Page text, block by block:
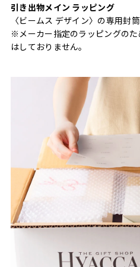
引き出物メイン ラッピング
〈ビームス デザイン〉の専用封
※メーカー指定のラッピングの
はしておりません。